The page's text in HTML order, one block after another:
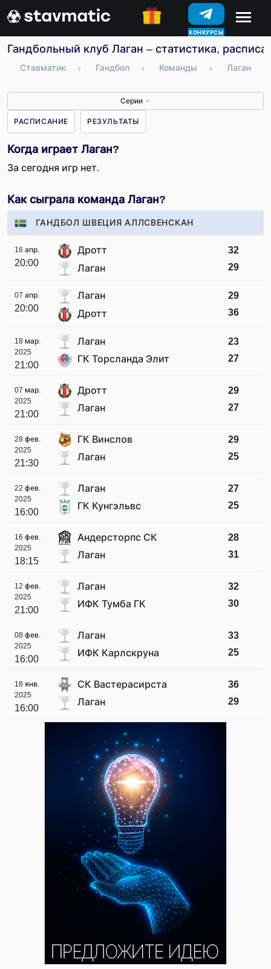
КОНКУРСЫ
Гандбольный клуб Лаган – статистика,
Ставматик › Гандбол › Команды › Лаган
Серии ▼
РАСПИСАНИЕ РЕЗУЛЬТАТЫ
Когда играет Лаган?
За сегодня игр нет.
Как сыграла команда Лаган?
ГАНДБОЛ ШВЕЦИЯ АЛЛСВЕНСКАН
16 апр.
20:00
Дротт
Лаган
32
29
07 апр.
20:00
Лаган
Дротт
29
36
18 мар.
2025
21:00
Лаган
ГК Торсланда Элит
23
27
07 мар.
2025
21:00
Дротт
Лаган
29
27
28 фев.
2025
21:30
ГК Винслов
Лаган
29
25
22 фев.
2025
16:00
Лаган
ГК Кунгэльвс
27
25
16 фев.
2025
18:15
Андерсторпс СК
Лаган
28
31
12 фев.
2025
21:00
Лаган
ИФК Тумба ГК
32
30
08 фев.
2025
16:00
Лаган
ИФК Карлскруна
33
25
18 янв.
2025
16:00
СК Вастерасирста
Лаган
36
29